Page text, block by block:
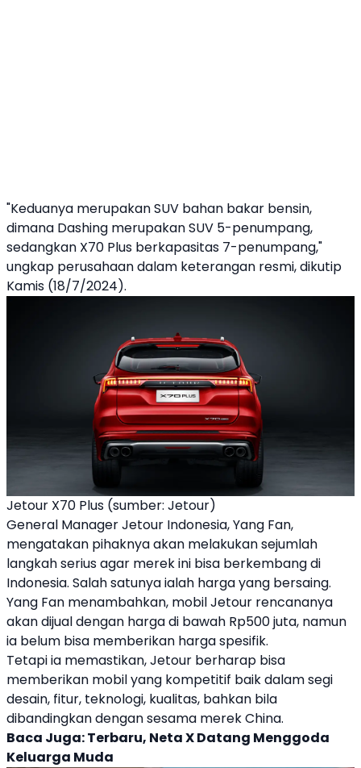
"Keduanya merupakan SUV bahan bakar bensin,
dimana Dashing merupakan SUV 5-penumpang,
sedangkan X70 Plus berkapasitas 7-penumpang,"
ungkap perusahaan dalam keterangan resmi, dikutip
Kamis (18/7/2024).
Jetour X70 Plus (sumber: Jetour)
General ManagerJetour Indonesia, Yang Fan,
mengatakan pihaknya akan melakukan sejumlah
langkah serius agar merek ini bisa berkembang di
Indonesia. Salah satunya ialah harga yang bersaing.
Yang Fan menambahkan, mobilJetour rencananya
akan dijual dengan harga di bawah Rp500 juta, namun
ia belum bisa memberikan harga spesifik.
Tetapi ia memastikan,Jetour berharap bisa
memberikan mobil yang kompetitif baik dalam segi
desain, fitur, teknologi, kualitas, bahkan bila
dibandingkan dengan sesama merek China.
Baca Juga:Terbaru, Neta X Datang Menggoda
Keluarga Muda